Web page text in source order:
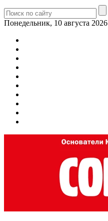
Понедельник, 10 августа 2026